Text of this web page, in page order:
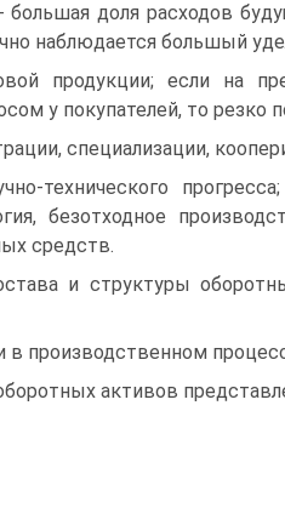
доля расходов
наблюдается большый
продукции; если на
у покупателей, то резко
специализации,
технического
безотходное
средств.
и структуры
в производственном
активов